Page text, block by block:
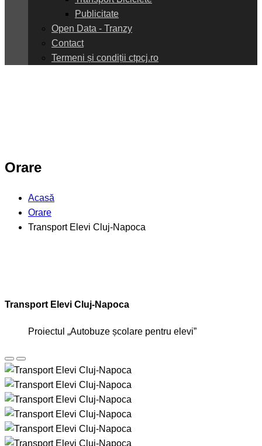
Publicitate
Open Data - Tranzy
Contact
Termeni și condiții ctpcj.ro
Orare
Acasă
Orare
Transport Elevi Cluj-Napoca
Transport Elevi Cluj-Napoca
Proiectul „Autobuze școlare pentru elevi”